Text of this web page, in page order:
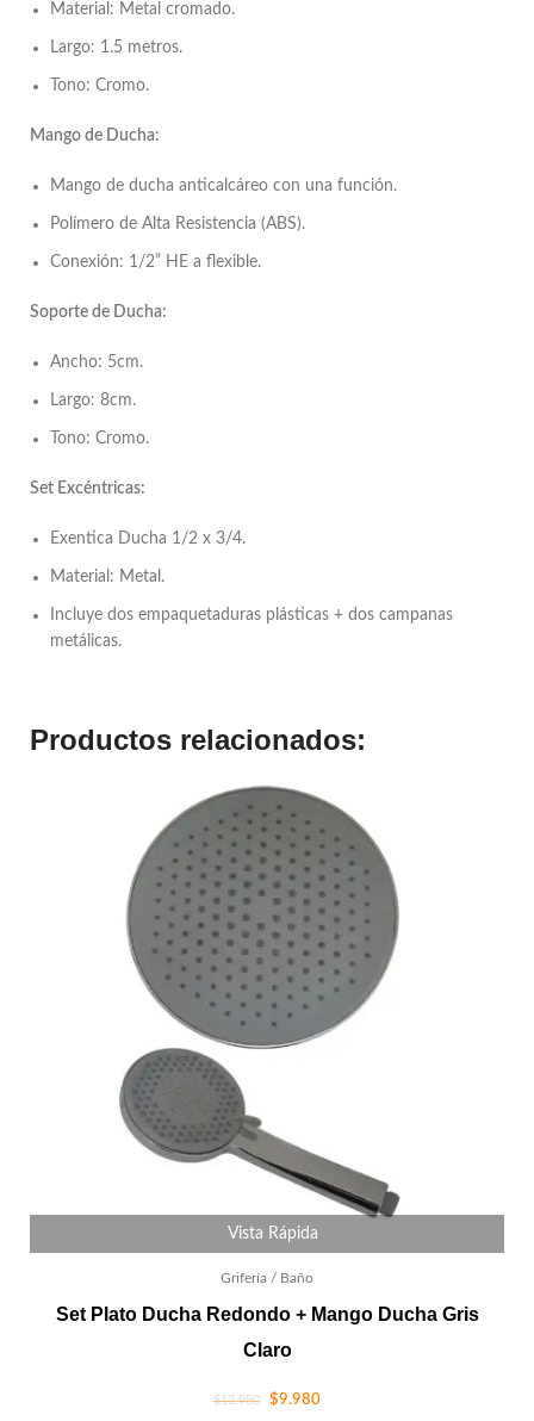
Material: Metal cromado.
Largo: 1.5 metros.
Tono: Cromo.
Mango de Ducha:
Mango de ducha anticalcáreo con una función.
Polímero de Alta Resistencia (ABS).
Conexión: 1/2” HE a flexible.
Soporte de Ducha:
Ancho: 5cm.
Largo: 8cm.
Tono: Cromo.
Set Excéntricas:
Exentica Ducha 1/2 x 3/4.
Material: Metal.
Incluye dos empaquetaduras plásticas + dos campanas
metálicas.
Productos relacionados:
Vista Rápida
Grifería / Baño
Set Plato Ducha Redondo + Mango Ducha Gris
Claro
$12.980 $9.980